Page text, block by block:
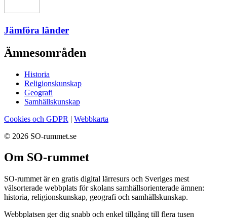
Jämföra länder
Ämnesområden
Historia
Religionskunskap
Geografi
Samhällskunskap
Cookies och GDPR | Webbkarta
© 2026 SO-rummet.se
Om SO-rummet
SO-rummet är en gratis digital lärresurs och Sveriges mest
välsorterade webbplats för skolans samhällsorienterade ämnen:
historia, religionskunskap, geografi och samhällskunskap.
Webbplatsen ger dig snabb och enkel tillgång till flera tusen